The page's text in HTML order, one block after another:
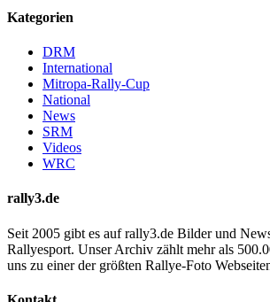
Kategorien
DRM
International
Mitropa-Rally-Cup
National
News
SRM
Videos
WRC
rally3.de
Seit 2005 gibt es auf rally3.de Bilder und
Rallyesport. Unser Archiv zählt mehr als
uns zu einer der größten Rallye-Foto